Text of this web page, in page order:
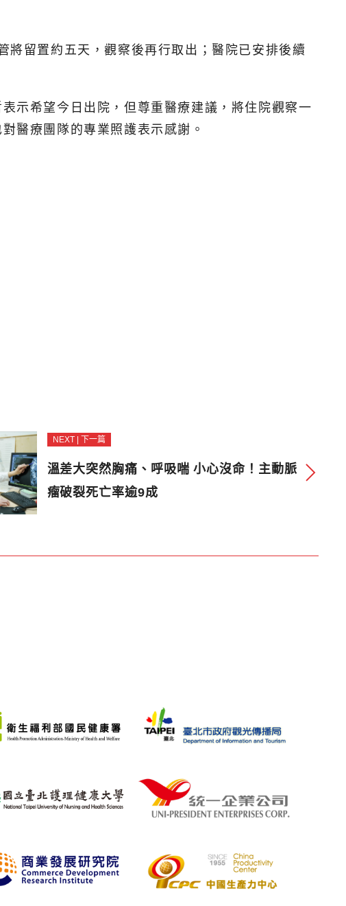
將留置約五天，觀察後再行取出；醫院已安排後續
示希望今日出院，但尊重醫療建議，將住院觀察一
醫療團隊的專業照護表示感謝。
NEXT | 下一篇
溫差大突然胸痛、呼吸喘 小心沒命！主動脈
瘤破裂死亡率逾9成